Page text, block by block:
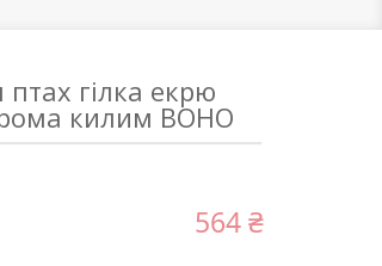
гілка екрю
килим BOHO
564 ₴